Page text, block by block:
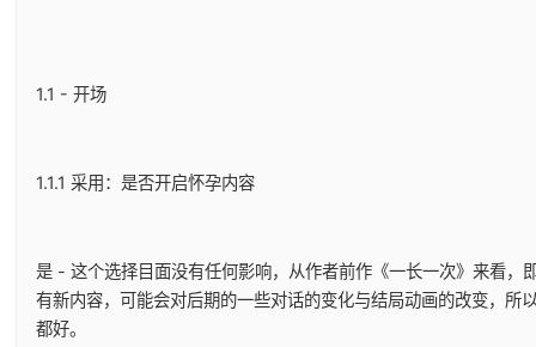
1.1 - 开场
1.1.1 采用：是否开启怀孕内容
是 - 这个选择目面没有任何影响，从作者前作《一长一次》来看，
有新内容，可能会对后期的一些对话的变化与结局动画的改变，所
都好。